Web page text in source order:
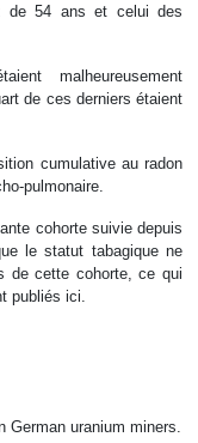
de 54 ans et celui des
malheureusement
de ces derniers étaient
cumulative au radon
pulmonaire.
cohorte suivie depuis
le statut tabagique ne
de cette cohorte, ce qui
publiés ici.
German uranium miners.